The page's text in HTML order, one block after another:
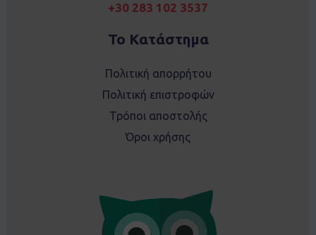
+30 283 102 3537
Το Κατάστημα
Πολιτική απορρήτου
Πολιτική επιστροφών
Τρόποι αποστολής
Όροι χρήσης